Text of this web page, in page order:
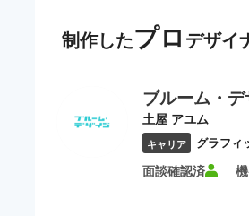
制作したプロ デザイ
ブルーム・
土屋 アユム
キャリア グラフィ
面談確認済